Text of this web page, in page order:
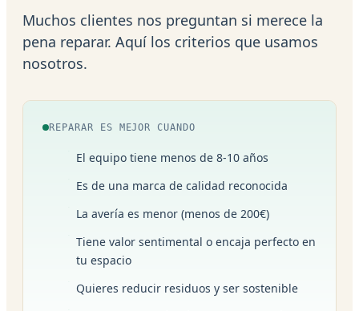
Muchos clientes nos preguntan si merece la
pena reparar. Aquí los criterios que usamos
nosotros.
REPARAR ES MEJOR CUANDO
El equipo tiene menos de 8-10 años
Es de una marca de calidad reconocida
La avería es menor (menos de 200€)
Tiene valor sentimental o encaja perfecto en
tu espacio
Quieres reducir residuos y ser sostenible